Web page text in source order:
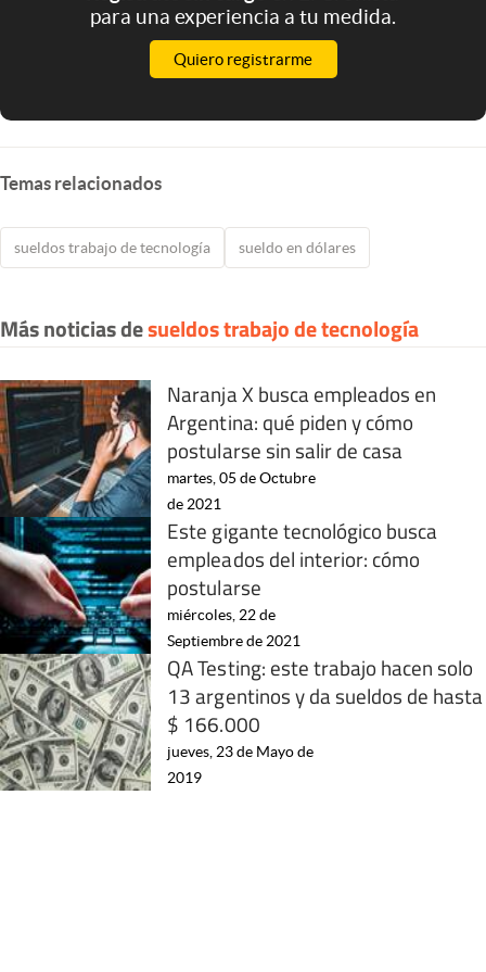
para una experiencia a tu medida.
Quiero registrarme
Temas relacionados
sueldos trabajo de tecnología sueldo en dólares
Más noticias desueldos trabajo de tecnología
Naranja X busca empleados en
Argentina: qué piden y cómo
postularse sin salir de casa
martes, 05 de Octubre
de 2021
Este gigante tecnológico busca
empleados del interior: cómo
postularse
miércoles, 22 de
Septiembre de 2021
QA Testing: este trabajo hacen solo
13 argentinos y da sueldos de hasta
$ 166.000
jueves, 23 de Mayo de
2019